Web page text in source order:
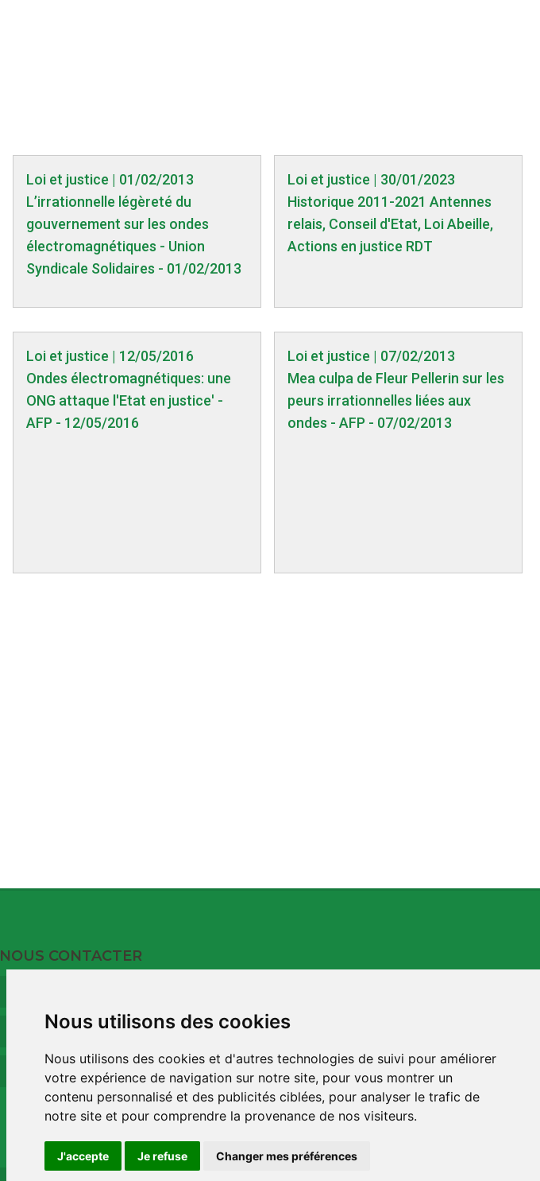
Nous utilisons des cookies
Nous utilisons des cookies et d'autres technologies de suivi pour améliorer
votre expérience de navigation sur notre site, pour vous montrer un
contenu personnalisé et des publicités ciblées, pour analyser le trafic de
notre site et pour comprendre la provenance de nos visiteurs.
J'accepte Je refuse Changer mes préférences
Loi et justice | 01/02/2013
L’irrationnelle légèreté du
gouvernement sur les ondes
électromagnétiques - Union
Syndicale Solidaires - 01/02/2013
Loi et justice | 30/01/2023
Historique 2011-2021 Antennes
relais, Conseil d'Etat, Loi Abeille,
Actions en justice RDT
Loi et justice | 12/05/2016
Ondes électromagnétiques: une
ONG attaque l'Etat en justice' -
AFP - 12/05/2016
Loi et justice | 07/02/2013
Mea culpa de Fleur Pellerin sur les
peurs irrationnelles liées aux
ondes - AFP - 07/02/2013
NOUS CONTACTER
09 73 32 35 00
contact@robindestoits.org